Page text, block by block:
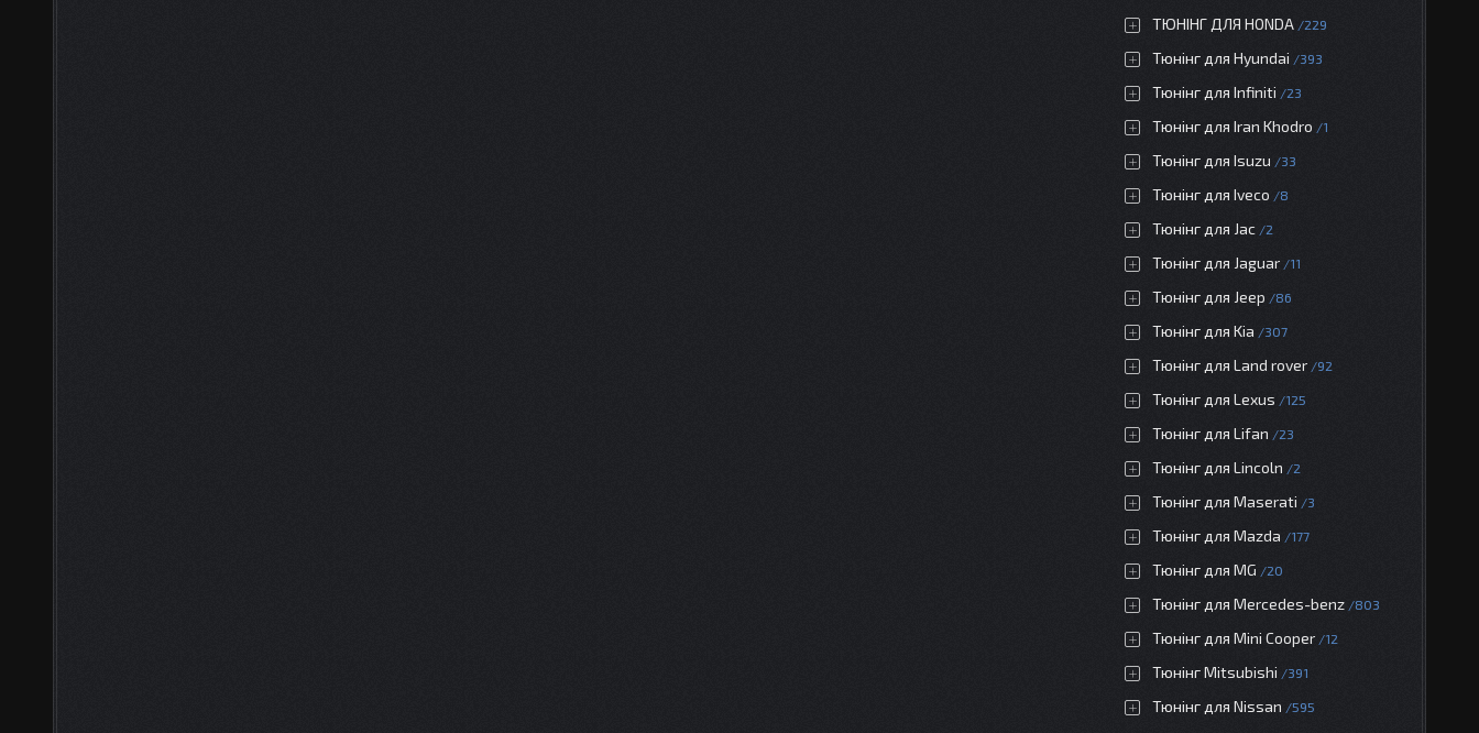
ТЮНІНГ ДЛЯ HONDA 229
Тюнінг для Hyundai 393
Тюнінг для Infiniti 23
Тюнінг для Iran Khodro 1
Тюнінг для Isuzu 33
Тюнінг для Iveco 8
Тюнінг для Jac 2
Тюнінг для Jaguar 11
Тюнінг для Jeep 86
Тюнінг для Kia 307
Тюнінг для Land rover 92
Тюнінг для Lexus 125
Тюнінг для Lifan 23
Тюнінг для Lincoln 2
Тюнінг для Maserati 3
Тюнінг для Mazda 177
Тюнінг для MG 20
Тюнінг для Mercedes-benz 803
Тюнінг для Mini Cooper 12
Тюнінг Mitsubishi 391
Тюнінг для Nissan 595